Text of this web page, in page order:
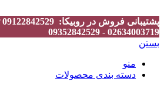
پشتیبانی فروش در روبیکا: 09122842529 تماس مستقیم:
02634003719 - 09352842529
بستن
منو
دسته بندی محصولات